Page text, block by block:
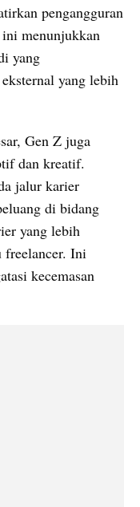
pengangguran
menunjukkan
yang
yang lebih
Gen Z juga
dan kreatif.
jalur karier
di bidang
yang lebih
freelancer. Ini
kecemasan